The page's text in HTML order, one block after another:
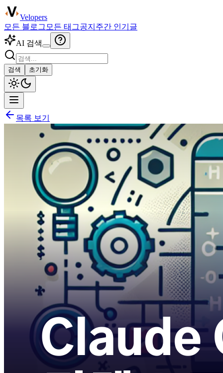
Velopers
모든 블로그 모든 태그공지 주간 인기글
AI 검색
검색 초기화
목록 보기